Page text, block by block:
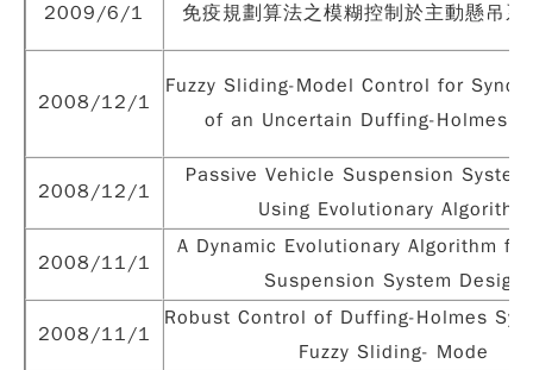
2009/6/1 免疫規劃算法之模糊控制於主動懸吊系
2008/12/1
Fuzzy Sliding-Model Control for
of an Uncertain Duffing-Holmes
2008/12/1
Passive Vehicle Suspension
Using Evolutionary Algorithm
2008/11/1
A Dynamic Evolutionary Algorithm
Suspension System Design
2008/11/1
Robust Control of Duffing-Holmes
Fuzzy Sliding- Mode